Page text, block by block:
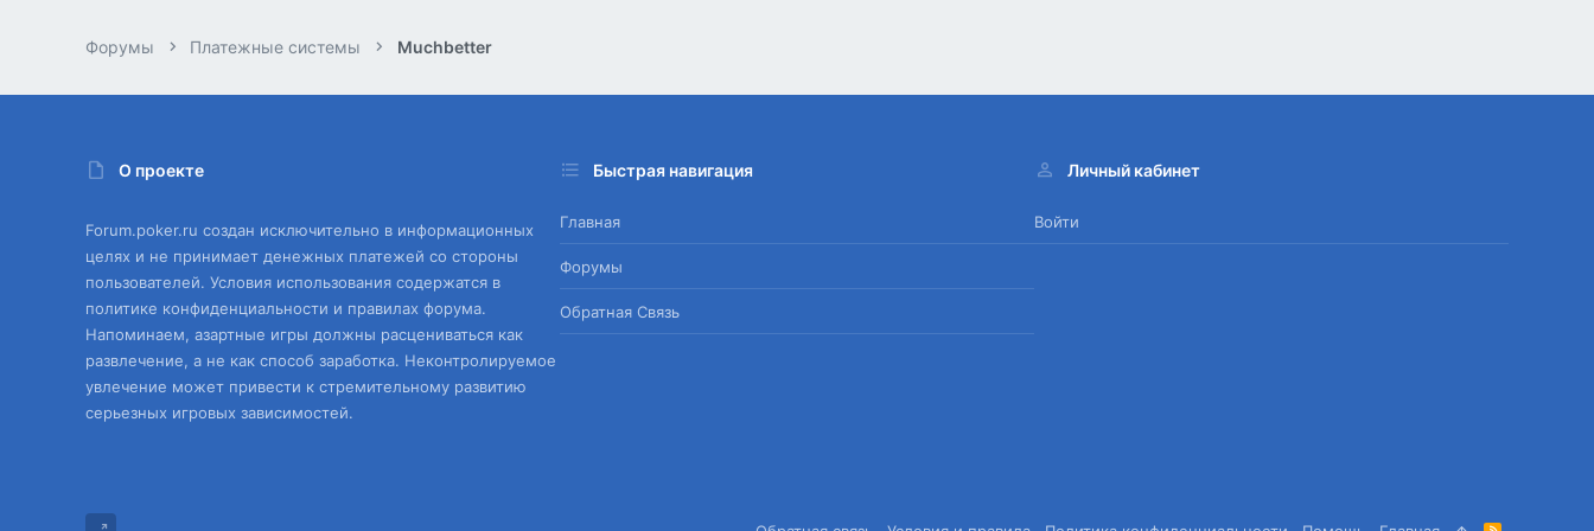
Форумы Платежные системы Muchbetter
О проекте
Forum.poker.ru создан исключительно в информационных
целях и не принимает денежных платежей со стороны
пользователей. Условия использования содержатся в
политике конфиденциальности и правилах форума.
Напоминаем, азартные игры должны расцениваться как
развлечение, а не как способ заработка. Неконтролируемое
увлечение может привести к стремительному развитию
серьезных игровых зависимостей.
Быстрая навигация
Главная
Форумы
Обратная Связь
Личный кабинет
Войти